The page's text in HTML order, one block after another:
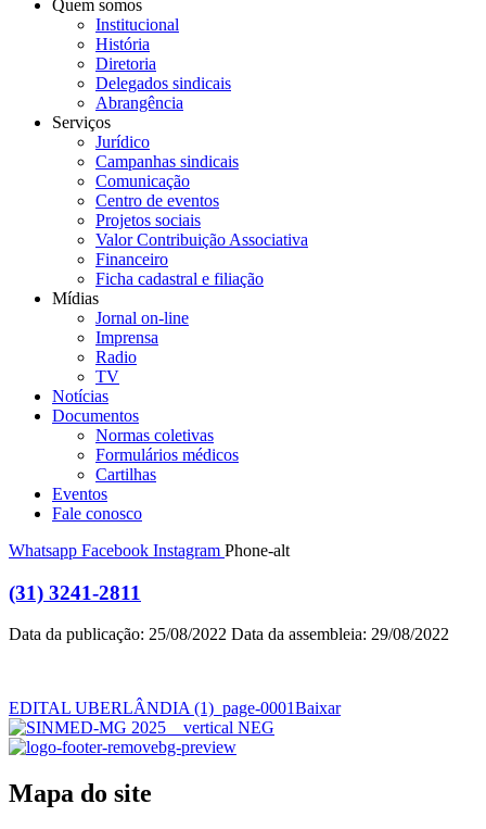
Quem somos
Institucional
História
Diretoria
Delegados sindicais
Abrangência
Serviços
Jurídico
Campanhas sindicais
Comunicação
Centro de eventos
Projetos sociais
Valor Contribuição Associativa
Financeiro
Ficha cadastral e filiação
Mídias
Jornal on-line
Imprensa
Radio
TV
Notícias
Documentos
Normas coletivas
Formulários médicos
Cartilhas
Eventos
Fale conosco
Whatsapp Facebook Instagram Phone-alt
(31) 3241-2811
Data da publicação: 25/08/2022 Data da assembleia: 29/08/2022
EDITAL UBERLÂNDIA (1)_page-0001Baixar
Mapa do site